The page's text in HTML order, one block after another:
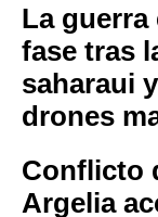
La guerra
fase tras
saharaui
drones
Conflicto
Argelia